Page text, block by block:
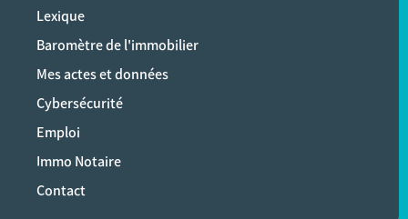
Lexique
Baromètre de l'immobilier
Mes actes et données
Cybersécurité
Emploi
Immo Notaire
Contact